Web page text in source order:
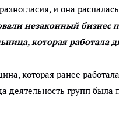
и она
незаконный бизнес
которая работала
которая ранее
групп была